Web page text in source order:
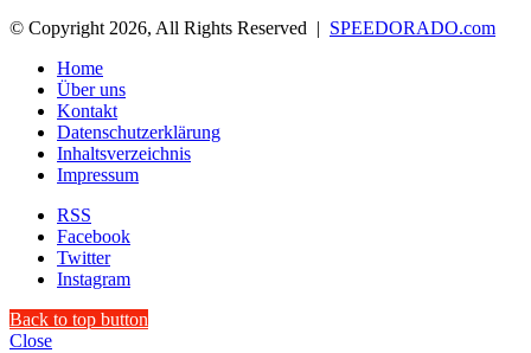
© Copyright 2026, All Rights Reserved | SPEEDORADO.com
Home
Über uns
Kontakt
Datenschutzerklärung
Inhaltsverzeichnis
Impressum
RSS
Facebook
Twitter
Instagram
Back to top button
Close